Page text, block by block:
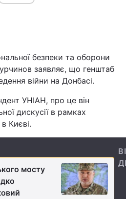
Війна
Політика
Світ
Наука
Інциденти
безпеки та оборони
заявляє, що генштаб
війни на Донбасі.
УНІАН, про це він
дискусії в рамках
Києві.
мосту